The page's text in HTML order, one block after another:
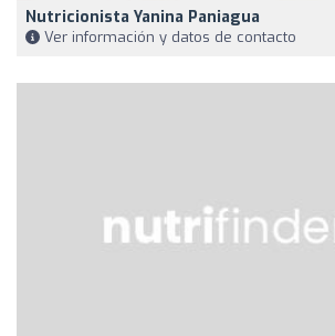
Nutricionista Yanina Paniagua
Ver información y datos de contacto